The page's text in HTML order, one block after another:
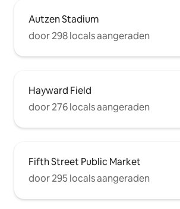
Autzen Stadium
door 298 locals aangeraden
Hayward Field
door 276 locals aangeraden
Fifth Street Public Market
door 295 locals aangeraden